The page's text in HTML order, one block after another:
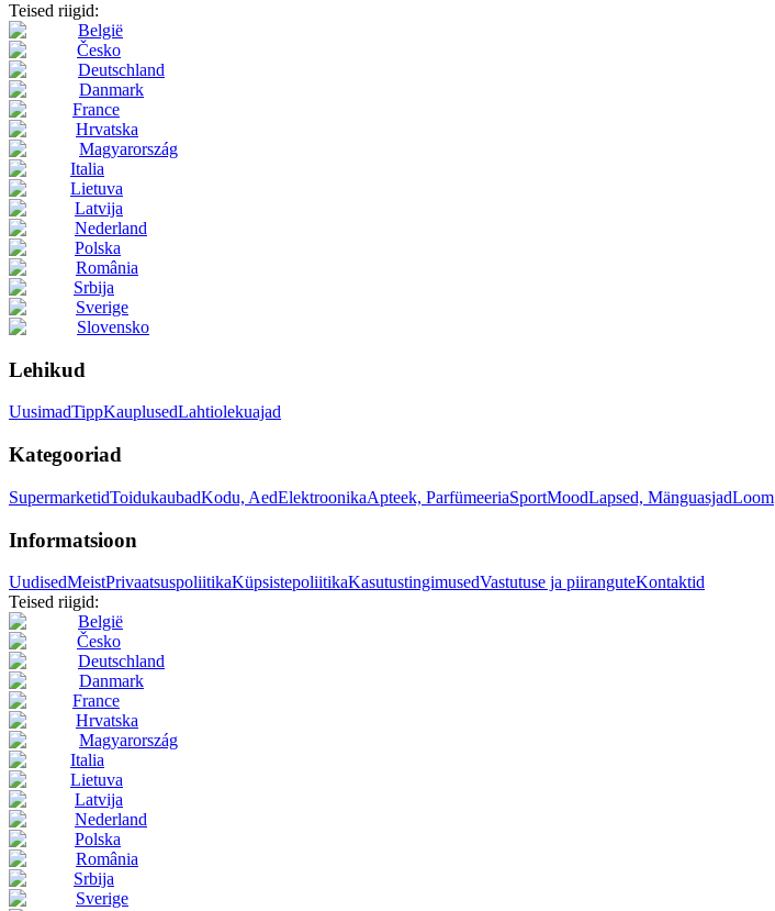
Teised riigid:
België
Česko
Deutschland
Danmark
France
Hrvatska
Magyarország
Italia
Lietuva
Latvija
Nederland
Polska
România
Srbija
Sverige
Slovensko
Lehikud
UusimadTippKauplusedLahtiolekuajad
Kategooriad
SupermarketidToidukaubadKodu, AedElektroonikaApteek, ParfümeeriaSportMoodLapsed, MänguasjadLoom
Informatsioon
UudisedMeistPrivaatsuspoliitikaKüpsistepoliitikaKasutustingimusedVastutuse ja piiranguteKontaktid
Teised riigid:
België
Česko
Deutschland
Danmark
France
Hrvatska
Magyarország
Italia
Lietuva
Latvija
Nederland
Polska
România
Srbija
Sverige